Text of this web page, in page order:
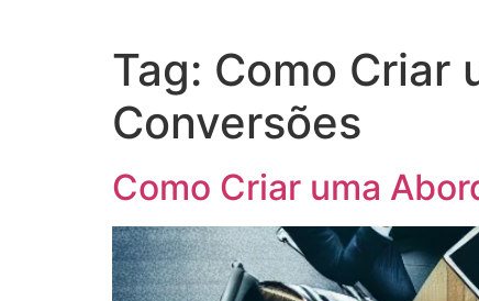
Tag: Como Criar
Conversões
Como Criar uma